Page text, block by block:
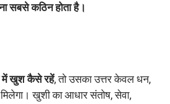
सबसे कठिन होता है।
में खुश कैसे रहें, तो उसका उत्तर केवल धन,
खुशी का आधार संतोष, सेवा,